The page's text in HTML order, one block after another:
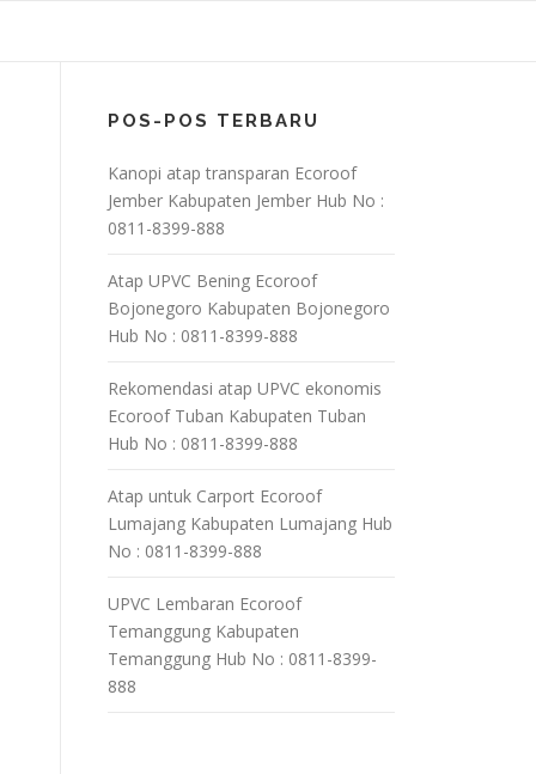
POS-POS TERBARU
Kanopi atap transparan Ecoroof
Jember Kabupaten Jember Hub No :
0811-8399-888
Atap UPVC Bening Ecoroof
Bojonegoro Kabupaten Bojonegoro
Hub No : 0811-8399-888
Rekomendasi atap UPVC ekonomis
Ecoroof Tuban Kabupaten Tuban
Hub No : 0811-8399-888
Atap untuk Carport Ecoroof
Lumajang Kabupaten Lumajang Hub
No : 0811-8399-888
UPVC Lembaran Ecoroof
Temanggung Kabupaten
Temanggung Hub No : 0811-8399-
888